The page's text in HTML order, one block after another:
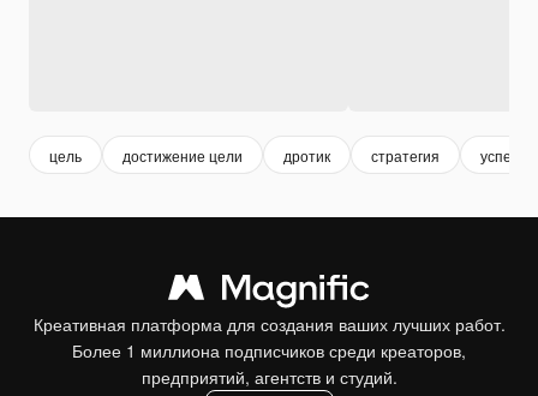
цель достижение цели дротик стратегия успех
Креативная платформа для создания ваших лучших работ.
Более 1 миллиона подписчиков среди креаторов,
предприятий, агентств и студий.